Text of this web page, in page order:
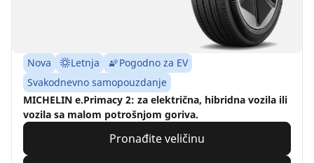
Nova Letnja
Pogodno za EV
Svakodnevno samopouzdanje
MICHELIN e.Primacy 2: za električna, hibridna vozila ili
vozila sa malom potrošnjom goriva.
Pronađite veličinu